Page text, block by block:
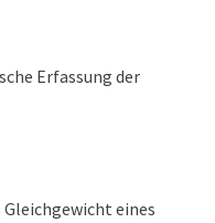
Erfassung der
eines